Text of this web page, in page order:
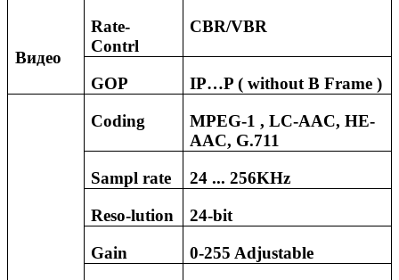
Видео
Rate-
Contrl
CBR/VBR
GOP IP…P ( without B Frame )
Сoding
MPEG-1 , LC-AAC, HE-
AAC, G.711
Sampl rate
24 ... 256KHz
Reso-lution
24-bit
Gain
0-255 Adjustable